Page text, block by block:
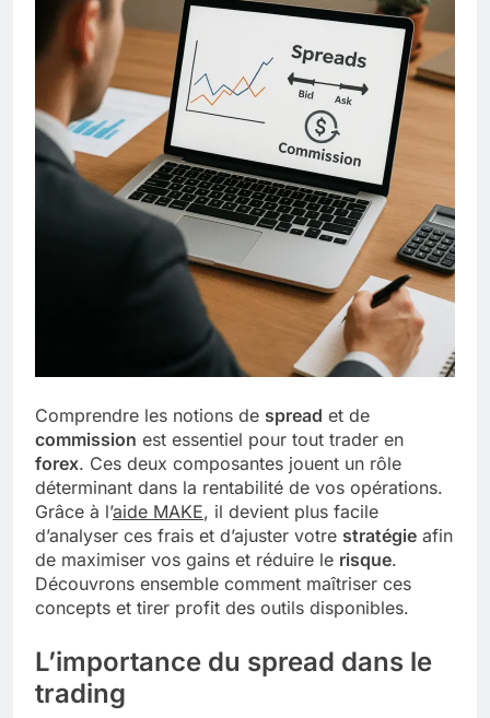
Comprendre les notions de spread et de
commission est essentiel pour tout trader en
forex. Ces deux composantes jouent un rôle
déterminant dans la rentabilité de vos opérations.
Grâce à l’aide MAKE, il devient plus facile
d’analyser ces frais et d’ajuster votre stratégie afin
de maximiser vos gains et réduire le risque.
Découvrons ensemble comment maîtriser ces
concepts et tirer profit des outils disponibles.
L’importance du spread dans le
trading